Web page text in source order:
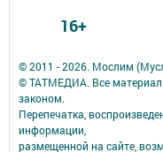
© 2011 - 2026. Мослим
© ТАТМЕДИА. Все
законом.
Перепечатка,
информации,
размещенной на сайте,
16+